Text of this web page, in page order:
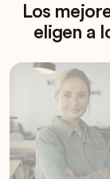
Los
eligen a